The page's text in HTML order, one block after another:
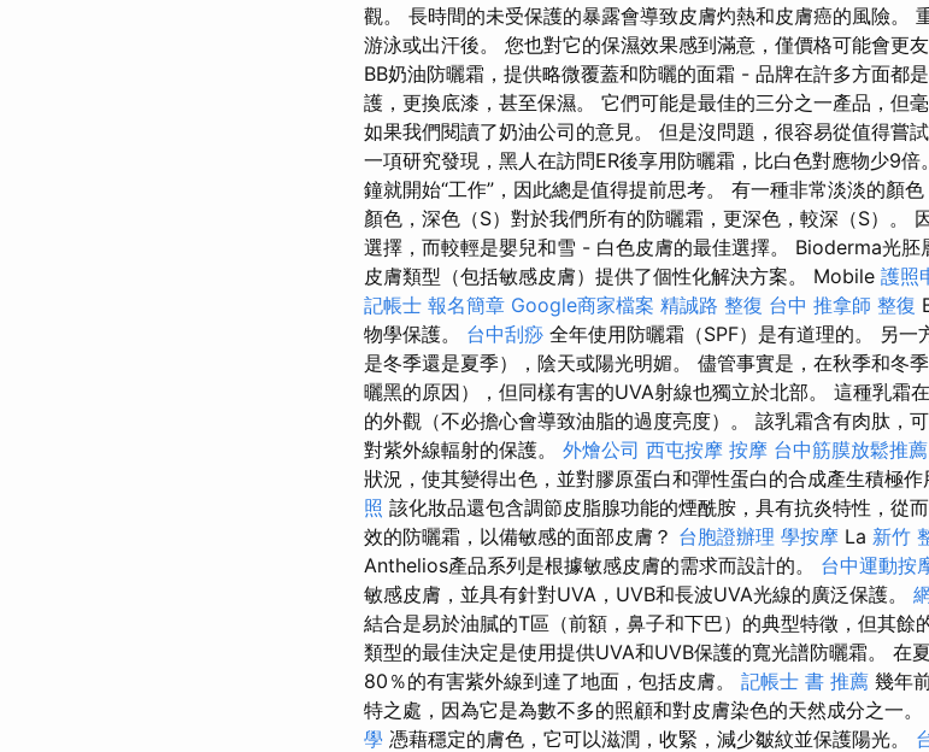
觀。 長時間的未受保護的暴露會導致皮膚灼熱和皮膚癌的風險。
游泳或出汗後。 您也對它的保濕效果感到滿意，僅價格可能會更
BB奶油防曬霜，提供略微覆蓋和防曬的面霜 - 品牌在許多方面都
護，更換底漆，甚至保濕。 它們可能是最佳的三分之一產品，但
如果我們閱讀了奶油公司的意見。 但是沒問題，很容易從值得嘗
一項研究發現，黑人在訪問ER後享用防曬霜，比白色對應物少9
鐘就開始“工作”，因此總是值得提前思考。 有一種非常淡淡的顏
顏色，深色（S）對於我們所有的防曬霜，更深色，較深（S）。
選擇，而較輕是嬰兒和雪 - 白色皮膚的最佳選擇。 Bioderma光
皮膚類型（包括敏感皮膚）提供了個性化解決方案。 Mobile 護照
記帳士 報名簡章 Google商家檔案 精誠路 整復 台中 推拿師 整復
物學保護。 台中刮痧 全年使用防曬霜（SPF）是有道理的。 另
是冬季還是夏季），陰天或陽光明媚。 儘管事實是，在秋季和冬
曬黑的原因），但同樣有害的UVA射線也獨立於北部。 這種乳霜
的外觀（不必擔心會導致油脂的過度亮度）。 該乳霜含有肉肽，
對紫外線輻射的保護。 外燴公司 西屯按摩 按摩 台中筋膜放鬆推薦
狀況，使其變得出色，並對膠原蛋白和彈性蛋白的合成產生積極作
照 該化妝品還包含調節皮脂腺功能的煙酰胺，具有抗炎特性，從
效的防曬霜，以備敏感的面部皮膚？ 台胞證辦理 學按摩 La 新竹
Anthelios產品系列是根據敏感皮膚的需求而設計的。 台中運動按
敏感皮膚，並具有針對UVA，UVB和長波UVA光線的廣泛保護。
結合是易於油膩的T區（前額，鼻子和下巴）的典型特徵，但其餘
類型的最佳決定是使用提供UVA和UVB保護的寬光譜防曬霜。 在
80％的有害紫外線到達了地面，包括皮膚。 記帳士 書 推薦 幾年
特之處，因為它是為數不多的照顧和對皮膚染色的天然成分之一。
學 憑藉穩定的膚色，它可以滋潤，收緊，減少皺紋並保護陽光。